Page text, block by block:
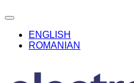
Expand
ENGLISH
ROMANIAN